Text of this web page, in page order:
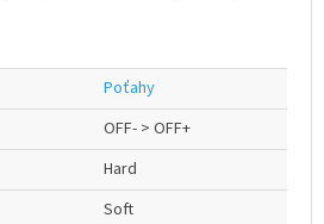
Poťahy
OFF- > OFF+
Hard
Soft